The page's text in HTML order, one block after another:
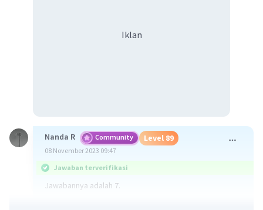
Iklan
Nanda R Community Level 89
08 November 2023 09:47
Jawaban terverifikasi
Jawabannya adalah 7.